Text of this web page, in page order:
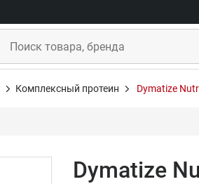
Комплексный протеин Dymatize
Dymatize